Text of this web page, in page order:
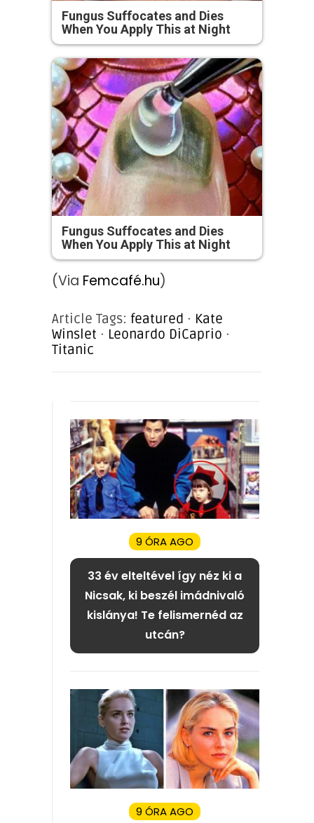
Fungus Suffocates and Dies
When You Apply This at Night
Fungus Suffocates and Dies
When You Apply This at Night
(Via Femcafé.hu)
Article Tags: featured · Kate
Winslet · Leonardo DiCaprio ·
Titanic
9 ÓRA AGO
33 év elteltével így néz ki a
Nicsak, ki beszél imádnivaló
kislánya! Te felismernéd az
utcán?
9 ÓRA AGO